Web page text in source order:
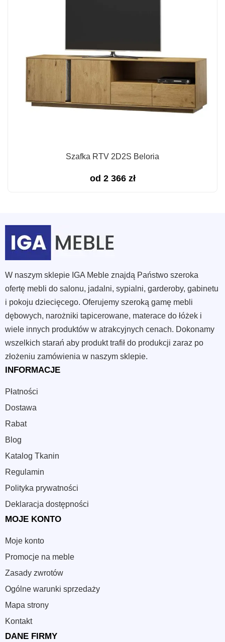
Szafka RTV 2D2S Beloria
od 2 366 zł
W naszym sklepie IGA Meble znajdą Państwo szeroka
ofertę mebli do salonu, jadalni, sypialni, garderoby, gabinetu
i pokoju dziecięcego. Oferujemy szeroką gamę mebli
dębowych, narożniki tapicerowane, materace do łóżek i
wiele innych produktów w atrakcyjnych cenach. Dokonamy
wszelkich starań aby produkt trafił do produkcji zaraz po
złożeniu zamówienia w naszym sklepie.
INFORMACJE
Płatności
Dostawa
Rabat
Blog
Katalog Tkanin
Regulamin
Polityka prywatności
Deklaracja dostępności
MOJE KONTO
Moje konto
Promocje na meble
Zasady zwrotów
Ogólne warunki sprzedaży
Mapa strony
Kontakt
DANE FIRMY